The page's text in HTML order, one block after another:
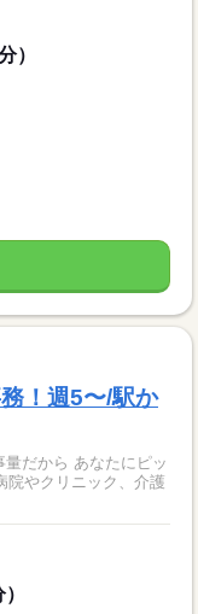
）
！週5〜/駅か
量だから あなたにピッ